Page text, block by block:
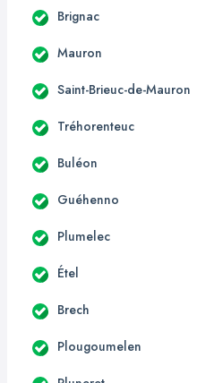
Brignac
Mauron
Saint-Brieuc-de-Mauron
Tréhorenteuc
Buléon
Guéhenno
Plumelec
Étel
Brech
Plougoumelen